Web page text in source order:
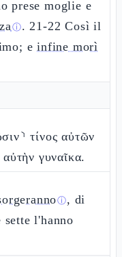
prese moglie e
ⓘ. 21-22 Così il
einfine morì
τίνος αὐτῶν
γυναῖκα.
ⓘ, di
l'hanno